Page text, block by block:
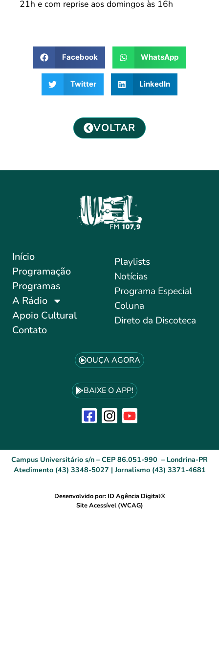
21h e com reprise aos domingos às 16h
Facebook WhatsApp
Twitter LinkedIn
VOLTAR
Início
Programação
Programas
A Rádio
Apoio Cultural
Contato
Playlists
Notícias
Programa Especial
Coluna
Direto da Discoteca
OUÇA AGORA
BAIXE O APP!
Campus Universitário s/n – CEP 86.051-990 – Londrina-PR
Atedimento (43) 3348-5027 | Jornalismo (43) 3371-4681
Desenvolvido por: ID Agência Digital®
Site Acessível (WCAG)